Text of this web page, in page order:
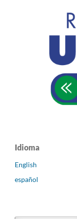
Idioma
English
español